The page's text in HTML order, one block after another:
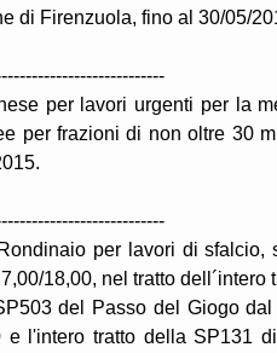
di Firenzuola, fino al 30/05/
per lavori urgenti per la
per frazioni di non oltre 30
per lavori di sfalcio,
18,00, nel tratto dell´intero
del Passo del Giogo
l'intero tratto della SP131